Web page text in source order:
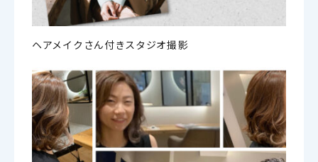
ヘアメイクさん付きスタジオ撮影